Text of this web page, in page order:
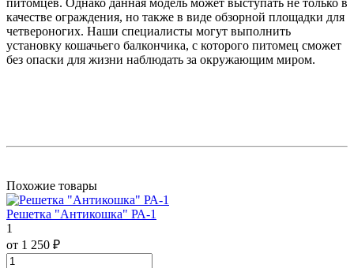
качестве ограждения, но также в виде обзорной площадки для
четвероногих. Наши специалисты могут выполнить
установку кошачьего балкончика, с которого питомец сможет
без опаски для жизни наблюдать за окружающим миром.
Похожие товары
Решетка "Антикошка" РА-1
1
от 1 250 ₽